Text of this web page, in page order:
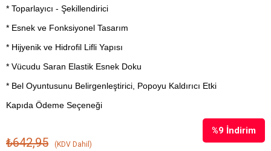
* Toparlayıcı - Şekillendirici
* Esnek ve Fonksiyonel Tasarım
* Hijyenik ve Hidrofil Lifli Yapısı
* Vücudu Saran Elastik Esnek Doku
* Bel Oyuntusunu Belirgenleştirici, Popoyu Kaldırıcı Etki
Kapıda Ödeme Seçeneği
%9 İndirim
₺642,95 (KDV Dahil)